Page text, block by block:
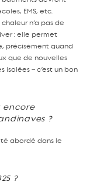
EMS, etc.
n’a pas de
: elle permet
précisément quand
que de nouvelles
isolées – c’est un bon
encore
?
abordé dans le
?